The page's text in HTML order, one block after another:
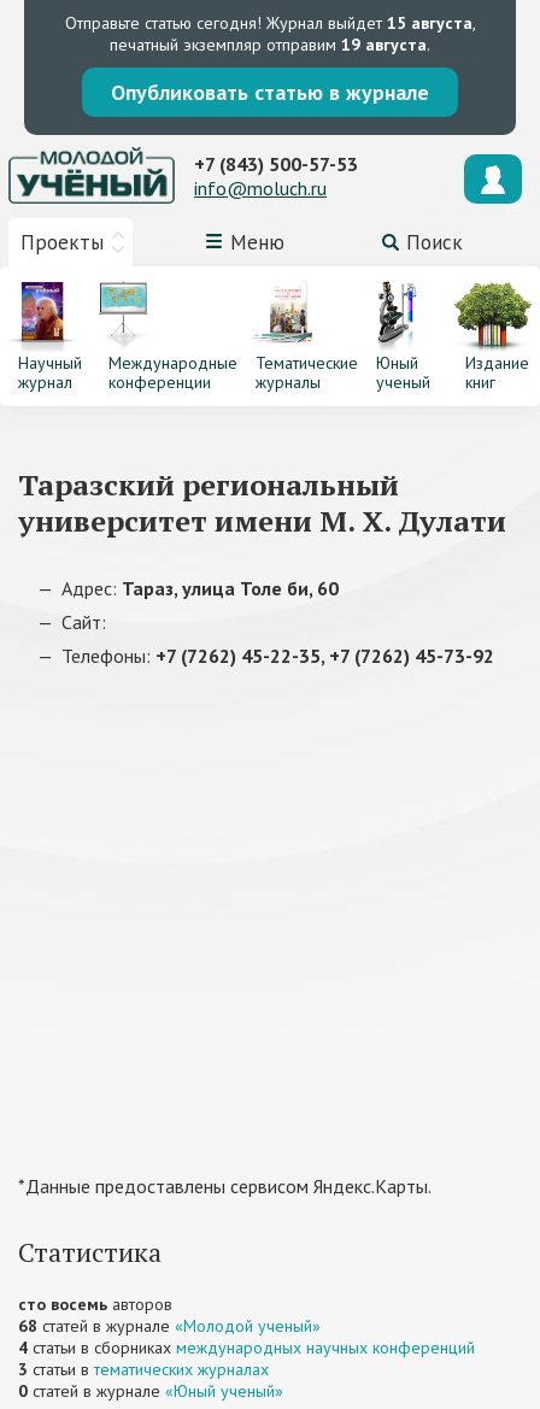
Отправьте статью сегодня! Журнал выйдет15 августа,
печатный экземпляр отправим 19 августа.
Опубликовать статью в журнале
Проекты Меню Поиск
+7 (843) 500-57-53
info@moluch.ru
Научный
журнал
Международные
конференции
Тематические
журналы
Юный
ученый
Издание
книг
Таразский региональный
университет имени М. Х. Дулати
Адрес: Тараз, улица Толе би, 60
Сайт:
Телефоны: +7 (7262) 45-22-35, +7 (7262) 45-73-92
*Данные предоставлены сервисом Яндекс.Карты.
Статистика
сто восемь авторов
68 статей в журнале «Молодой ученый»
4 статьи в сборниках международных научных конференций
3 статьи втематических журналах
0 статей в журнале «Юный ученый»